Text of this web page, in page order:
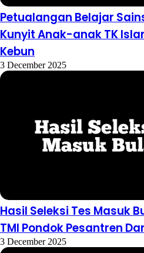
Petualangan Belajar
Kunyit Anak-anak TK
Kebun
3 December 2025
Hasil Seleksi Tes Masuk
TMI Pondok Pesantren
3 December 2025